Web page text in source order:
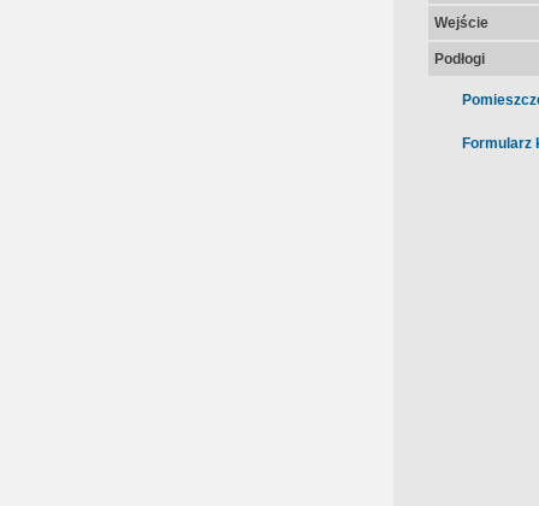
Wejście
Podłogi
Formularz